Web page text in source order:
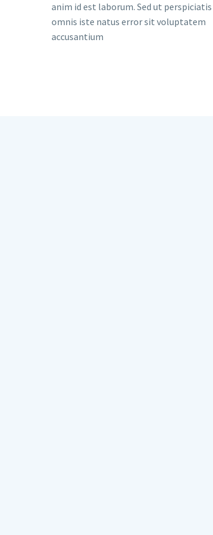
anim id est laborum. Sed ut perspiciatis
omnis iste natus error sit voluptatem
accusantium